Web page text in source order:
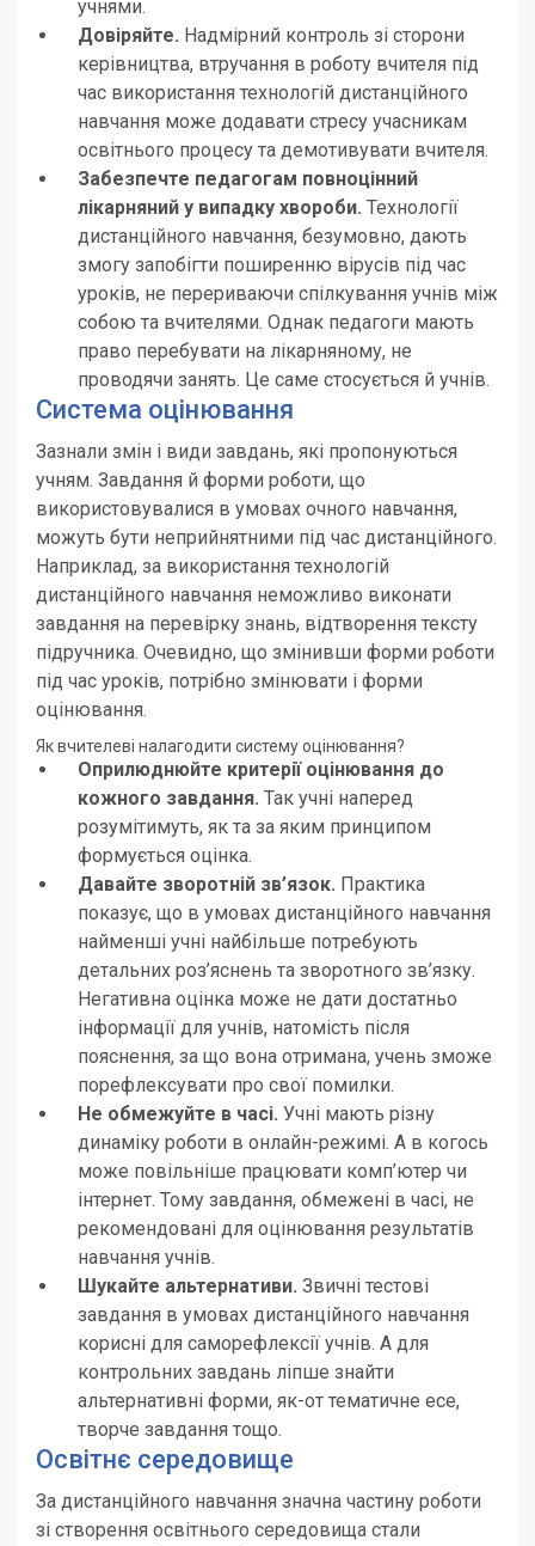
учнями.
Довіряйте. Надмірний контроль зі сторони
керівництва, втручання в роботу вчителя під
час використання технологій дистанційного
навчання може додавати стресу учасникам
освітнього процесу та демотивувати вчителя.
Забезпечте педагогам повноцінний
лікарняний у випадку хвороби. Технології
дистанційного навчання, безумовно, дають
змогу запобігти поширенню вірусів під час
уроків, не перериваючи спілкування учнів між
собою та вчителями. Однак педагоги мають
право перебувати на лікарняному, не
проводячи занять. Це саме стосується й учнів.
Система оцінювання
Зазнали змін і види завдань, які пропонуються
учням. Завдання й форми роботи, що
використовувалися в умовах очного навчання,
можуть бути неприйнятними під час дистанційного.
Наприклад, за використання технологій
дистанційного навчання неможливо виконати
завдання на перевірку знань, відтворення тексту
підручника. Очевидно, що змінивши форми роботи
під час уроків, потрібно змінювати і форми
оцінювання.
Як вчителеві налагодити систему оцінювання?
Оприлюднюйте критерії оцінювання до
кожного завдання. Так учні наперед
розумітимуть, як та за яким принципом
формується оцінка.
Давайте зворотній зв’язок. Практика
показує, що в умовах дистанційного навчання
найменші учні найбільше потребують
детальних роз’яснень та зворотного зв’язку.
Негативна оцінка може не дати достатньо
інформації для учнів, натомість після
пояснення, за що вона отримана, учень зможе
порефлексувати про свої помилки.
Не обмежуйте в часі. Учні мають різну
динаміку роботи в онлайн-режимі. А в когось
може повільніше працювати комп’ютер чи
інтернет. Тому завдання, обмежені в часі, не
рекомендовані для оцінювання результатів
навчання учнів.
Шукайте альтернативи. Звичні тестові
завдання в умовах дистанційного навчання
корисні для саморефлексії учнів. А для
контрольних завдань ліпше знайти
альтернативні форми, як-от тематичне есе,
творче завдання тощо.
Освітнє середовище
За дистанційного навчання значна частину роботи
зі створення освітнього середовища стали